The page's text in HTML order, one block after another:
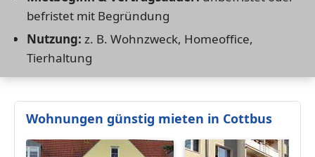
befristet mit Begründung
Nutzung: z. B. Wohnzweck, Homeoffice,
Tierhaltung
Wohnungen günstig mieten in Cottbus